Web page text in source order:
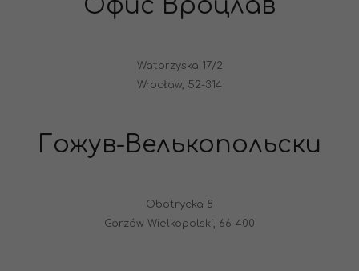
Офис Вроцлав
Watbrzyska 17/2
Wrocław, 52-314
Гожув-Велькопольски
Obotrycka 8
Gorzów Wielkopolski, 66-400